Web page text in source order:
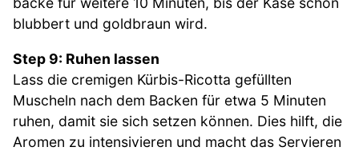
blubbert und goldbraun wird.
Step 9: Ruhen lassen
Lass die cremigen Kürbis-Ricotta gefüllten
Muscheln nach dem Backen für etwa 5 Minuten
ruhen, damit sie sich setzen können. Dies hilft, die
Aromen zu intensivieren und macht das Servieren